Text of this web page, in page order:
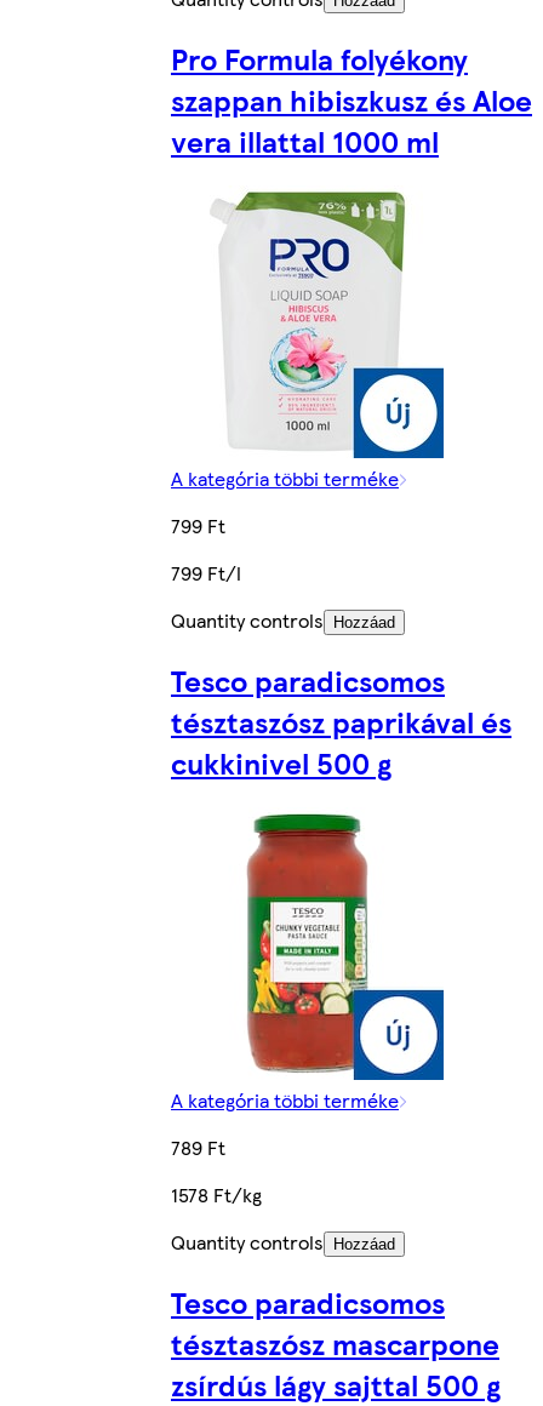
Pro Formula folyékony
szappan hibiszkusz és Aloe
vera illattal 1000 ml
A kategória többi terméke
799 Ft
799 Ft/l
Quantity controls
Hozzáad
Tesco paradicsomos
tésztaszósz paprikával és
cukkinivel 500 g
A kategória többi terméke
789 Ft
1578 Ft/kg
Quantity controls
Hozzáad
Tesco paradicsomos
tésztaszósz mascarpone
zsírdús lágy sajttal 500 g